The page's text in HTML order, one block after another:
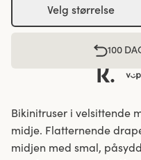
Velg størrelse
100
Bikinitruser i velsittende
midje. Flatternende
midjen med smal,